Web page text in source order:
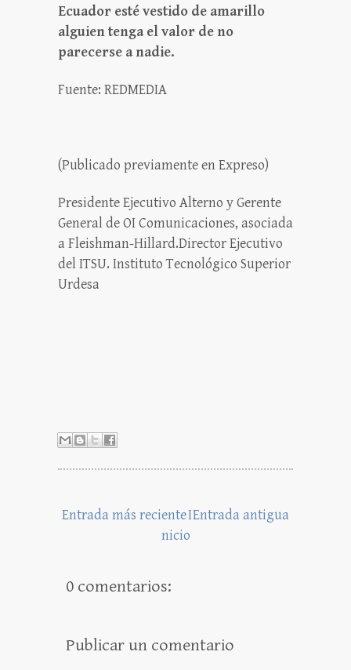
Ecuador esté vestido de amarillo
alguien tenga el valor de no
parecerse a nadie.
Fuente: REDMEDIA
(Publicado previamente en Expreso)
Presidente Ejecutivo Alterno y Gerente
General de OI Comunicaciones, asociada
a Fleishman-Hillard.Director Ejecutivo
del ITSU. Instituto Tecnológico Superior
Urdesa
Entrada más reciente Entrada antigua
I
nicio
0 comentarios:
Publicar un comentario